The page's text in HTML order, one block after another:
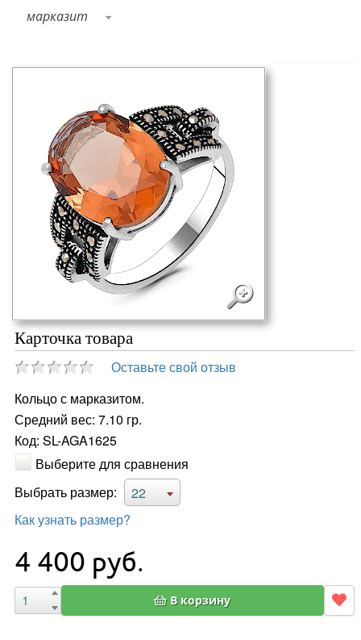
марказит
Карточка товара
Оставьте свой отзыв
Кольцо с марказитом.
Средний вес: 7.10 гр.
Код: SL-AGA1625
Выберите для сравнения
Выбрать размер:
22
Как узнать размер?
4 400 руб.
В корзину